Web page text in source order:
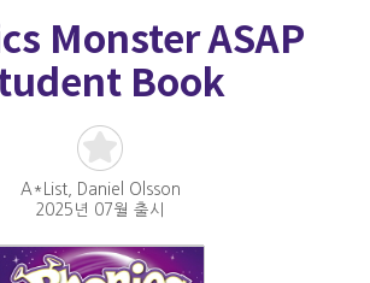
Monster ASAP
Book
A*List, Daniel Olsson
2025년 07월 출시